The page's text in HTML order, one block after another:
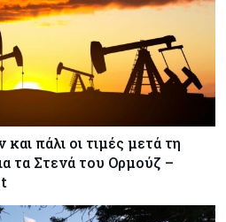
πάλι οι τιμές μετά τη
τα Στενά του Ορμούζ –